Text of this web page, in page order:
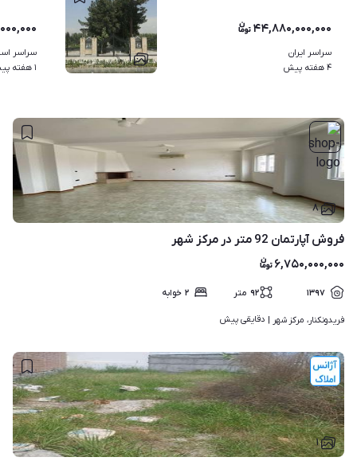
۱
۴۴,۸۸۰,۰۰۰,۰۰۰
سراسر ایران
۴ هفته پیش
سراسر
۱ هفته پیش
۸
فروش آپارتمان 92 متر در مرکز شهر
۶,۷۵۰,۰۰۰,۰۰۰
۱۳۹۷ ۹۲ متر ۲ خوابه
فریدونکنار، مرکز شهر | دقایقی پیش
۱